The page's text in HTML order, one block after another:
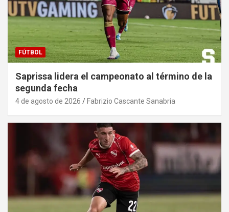
FÚTBOL
Saprissa lidera el campeonato al término de la
segunda fecha
4 de agosto de 2026 Fabrizio Cascante Sanabria